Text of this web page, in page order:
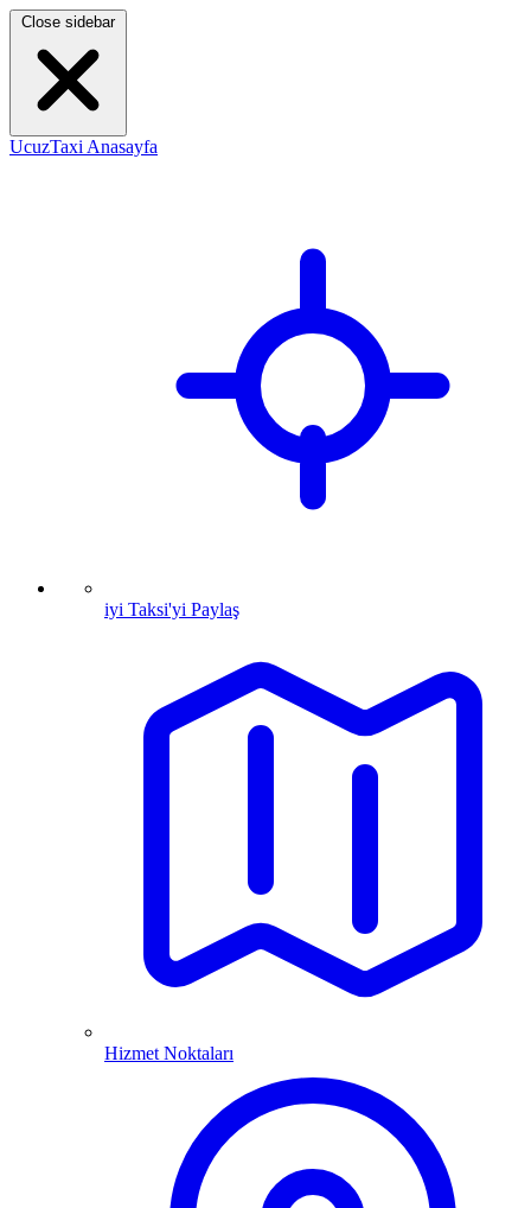
Close sidebar
UcuzTaxi Anasayfa
iyi Taksi'yi Paylaş
Hizmet Noktaları